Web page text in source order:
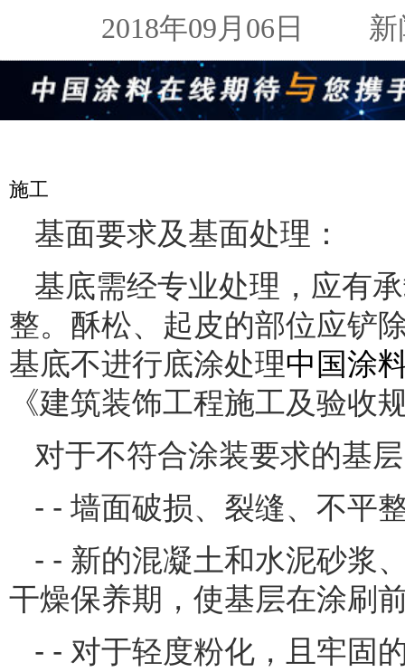
2018年09月06日 新
施工
基面要求及基面处理：
基底需经专业处理，应有
整。酥松、起皮的部位应铲
基底不进行底涂处理中国涂
《建筑装饰工程施工及验收
对于不符合涂装要求的基
- - 墙面破损、裂缝、不平
- - 新的混凝土和水泥砂浆
干燥保养期，使基层在涂刷
- - 对于轻度粉化，且牢固